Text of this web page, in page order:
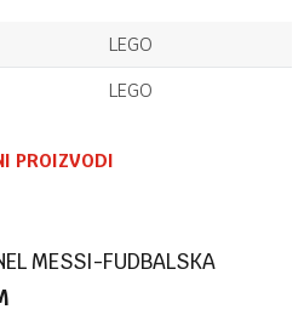
LEGO
LEGO
PROIZVODI
MESSI-FUDBALSKA